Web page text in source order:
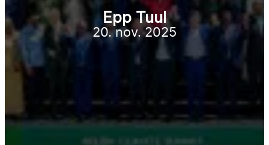
Epp Tuul
20. nov. 2025